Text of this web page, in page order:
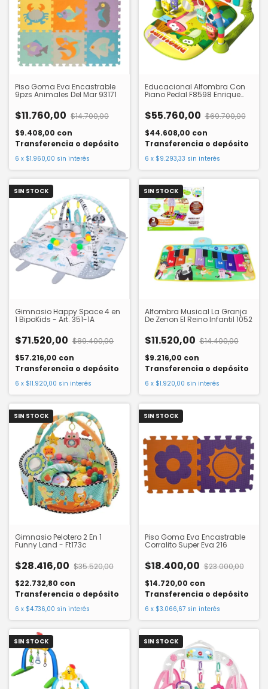
Piso Goma Eva Encastrable
9pzs Animales Del Mar 93171
$11.760,00 $14.700,00
$9.408,00 con
Transferencia o depósito
6 x $1.960,00 sin interés
Educacional Alfombra Con
Piano Pedal F8598 Enrique
$55.760,00 $69.700,00
$44.608,00 con
Transferencia o depósito
6 x $9.293,33 sin interés
SIN STOCK
Gimnasio Happy Space 4 en
1 BipoKids - Art. 351-1A
$71.520,00 $89.400,00
$57.216,00 con
Transferencia o depósito
6 x $11.920,00 sin interés
SIN STOCK
Alfombra Musical La Granja
De Zenon El Reino Infantil 1052
$11.520,00 $14.400,00
$9.216,00 con
Transferencia o depósito
6 x $1.920,00 sin interés
SIN STOCK
Gimnasio Pelotero 2 En 1
Funny Land - Ft173c
$28.416,00 $35.520,00
$22.732,80 con
Transferencia o depósito
6 x $4.736,00 sin interés
SIN STOCK
Piso Goma Eva Encastrable
Corralito Super Eva 216
$18.400,00 $23.000,00
$14.720,00 con
Transferencia o depósito
6 x $3.066,67 sin interés
SIN STOCK SIN STOCK